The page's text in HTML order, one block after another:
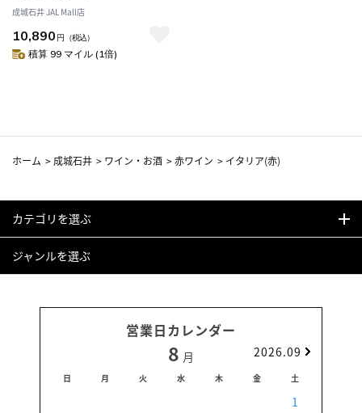
成城石井 JAL Mall店
10,890 円 （税込）
積算 99 マイル (1倍)
ホーム > 成城石井 > ワイン・お酒 >赤ワイン > イタリア(赤)
カテゴリを選ぶ
ジャンルを選ぶ
営業日カレンダー
8 月 2026.09
日 月 火 水 木 金 土
1